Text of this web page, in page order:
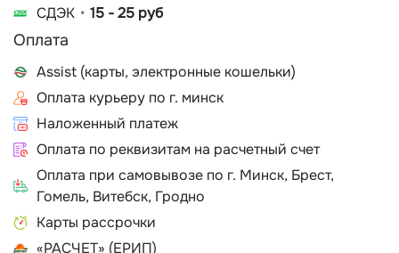
СДЭК
15 - 25 руб
Оплата
Assist (карты, электронные кошельки)
Оплата курьеру по г. минск
Наложенный платеж
Оплата по реквизитам на расчетный счет
Оплата при самовывозе по г. Минск, Брест,
Гомель, Витебск, Гродно
Карты рассрочки
«РАСЧЕТ» (ЕРИП)